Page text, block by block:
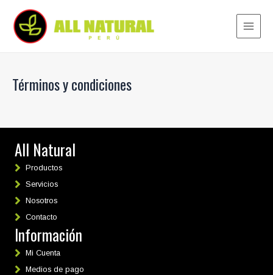
contenido
Main
Términos y condiciones
All Natural
Productos
Servicios
Nosotros
Contacto
Información
Mi Cuenta
Medios de pago